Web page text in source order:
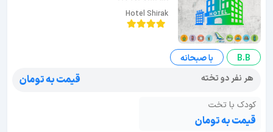
Hotel Shirak
B.B
با صبحانه
هر نفر دو تخته
قیمت به تومان
کودک با تخت
قیمت به تومان